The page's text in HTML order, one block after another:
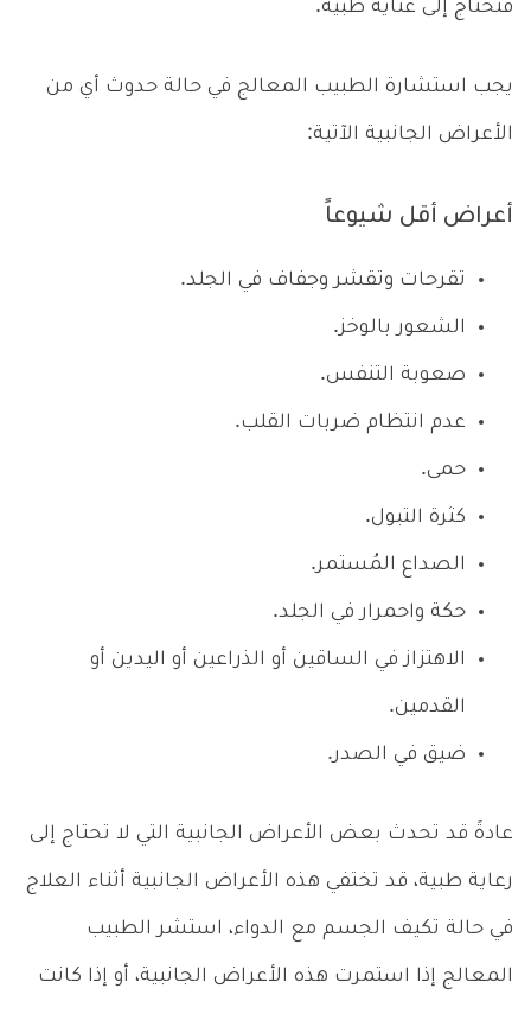
فتحتاج إلى عناية طبية.
يجب استشارة الطبيب المعالج في حالة حدوث أي من
الأعراض الجانبية الآتية:
أعراض أقل شيوعاً
تقرحات وتقشر وجفاف في الجلد.
الشعور بالوخز.
صعوبة التنفس.
عدم انتظام ضربات القلب.
حمى.
كثرة التبول.
الصداع المُستمر.
حكة واحمرار في الجلد.
الاهتزاز في الساقين أو الذراعين أو اليدين أو
القدمين.
ضيق في الصدر.
عادةً قد تحدث بعض الأعراض الجانبية التي لا تحتاج إلى
رعاية طبية، قد تختفي هذه الأعراض الجانبية أثناء العلاج
في حالة تكيف الجسم مع الدواء، استشر الطبيب
المعالج إذا استمرت هذه الأعراض الجانبية، أو إذا كانت